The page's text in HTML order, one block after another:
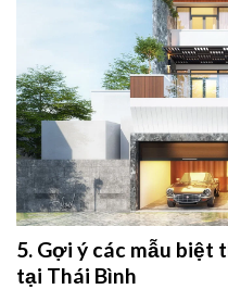
5. Gợi ý các mẫu biệt
tại Thái Bình